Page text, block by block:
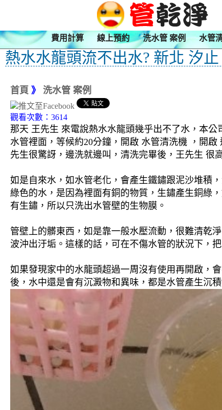
費用計算 線上預約 洗水管 案例 水管
熱水水龍頭流不出水? 新北 汐
首頁 》 洗水管 案例
觀看次數：3614
那天 王先生 來電說熱水水龍頭幾乎出不了水，本
水管裡面，等候約20分鐘，開啟 水管清洗機 ，開
先生很驚訝，邊洗就邊叫，清洗完畢後，王先生 很
如是自來水，如水管老化，會產生鐵鏽跟泥沙堆積
綠色的水，是因為裡面有銅的物質，生鏽產生銅綠
有生鏽，所以只洗出水管壁的生物膜。
管壁上的髒東西，如是靠一般水壓流動，很難清乾
波沖出汙垢。這樣的話，可在不傷水管的狀況下，
如果發現家中的水龍頭超過一周沒有使用再開啟，
後，水中還是會有沉澱物和異味，都是水管產生沉